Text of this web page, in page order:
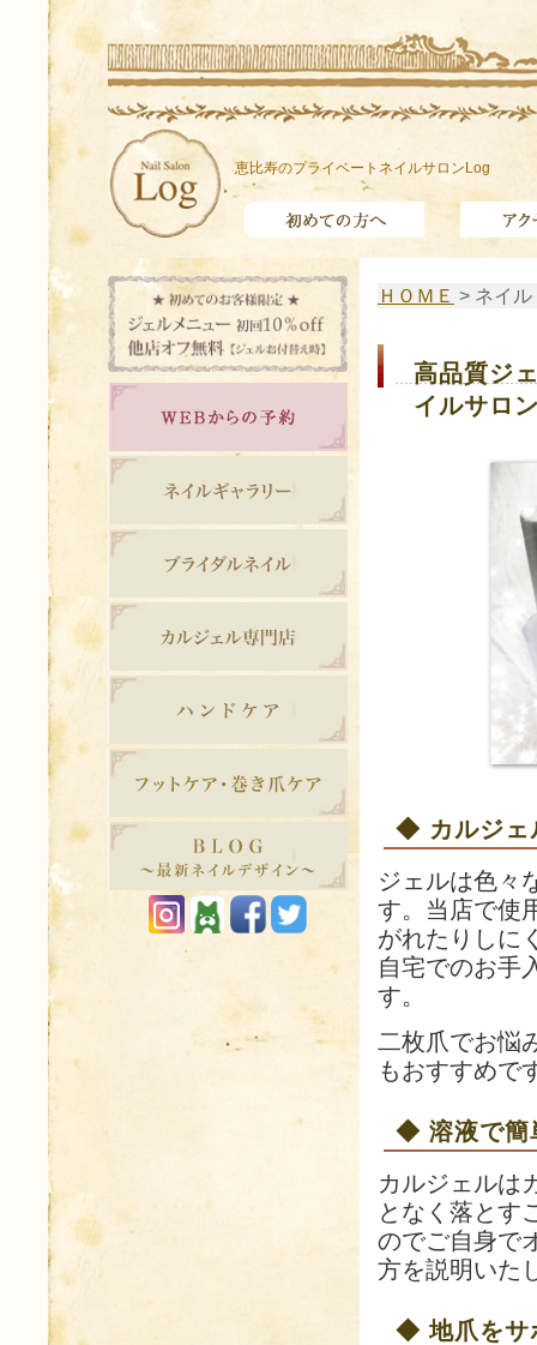
恵比寿のプライベートネイルサロンLog
ＨＯＭＥ > ネイ
高品質ジ
イルサロ
◆ カルジェ
ジェルは色々
す。当店で使
がれたりしに
自宅でのお手
す。
二枚爪でお悩
もおすすめで
◆ 溶液で簡
カルジェルは
となく落とす
のでご自身で
方を説明いた
◆ 地爪をサ